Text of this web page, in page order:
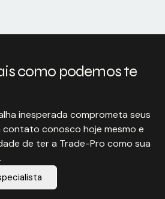
como podemos te
inesperada comprometa seus
contato conosco hoje mesmo e
de ter a Trade-Pro como sua